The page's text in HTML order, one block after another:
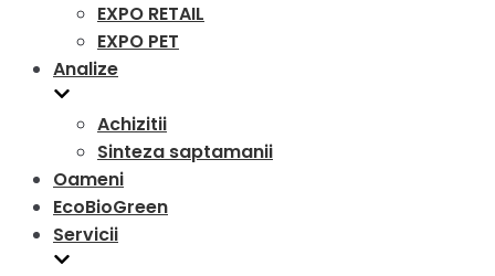
EXPO RETAIL
EXPO PET
Analize
Achizitii
Sinteza saptamanii
Oameni
EcoBioGreen
Servicii